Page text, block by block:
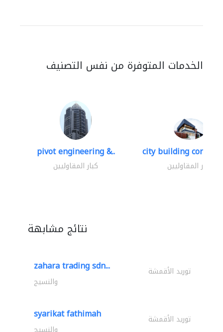
الخدمات المتوفرة من نفس التصنيف
pivot engineering &..
كبار المقاوليين
city building
كبار المقاوليين
نتائج مشابهة
zahara trading sdn... توريد الأقمشة
والنسيج
syarikat fathimah توريد الأقمشة